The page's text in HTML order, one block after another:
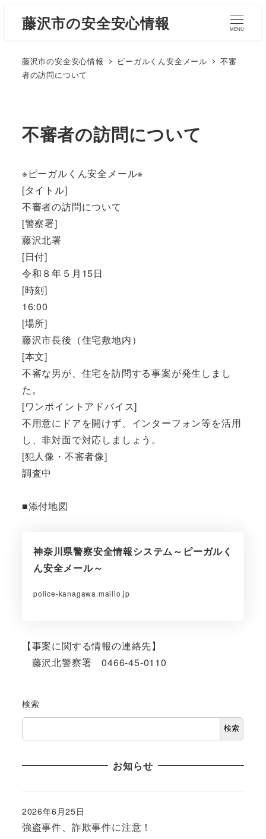
藤沢市の安全安心情報 MENU
藤沢市の安全安心情報 ピーガルくん安全メール
不審
者の訪問について
不審者の訪問について
※ピーガルくん安全メール※
[タイトル]
不審者の訪問について
[警察署]
藤沢北署
[日付]
令和８年５月15日
[時刻]
16:00
[場所]
藤沢市長後（住宅敷地内）
[本文]
不審な男が、住宅を訪問する事案が発生しまし
た。
[ワンポイントアドバイス]
不用意にドアを開けず、インターフォン等を活用
し、非対面で対応しましょう。
[犯人像・不審者像]
調査中
■添付地図
神奈川県警察安全情報システム～ピーガルく
ん安全メール～
police-kanagawa.mailio.jp
【事案に関する情報の連絡先】
藤沢北警察署 0466-45-0110
検索
検索
お知らせ
強盗事件、詐欺事件に注意！
2026年6月25日